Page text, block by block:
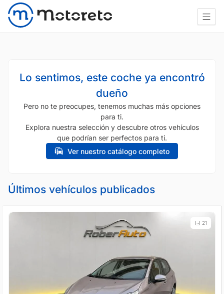
Lo sentimos, este coche ya encontró
dueño
Pero no te preocupes, tenemos muchas más opciones
para ti.
Explora nuestra selección y descubre otros vehículos
que podrían ser perfectos para ti.
Ver nuestro catálogo completo
Últimos vehículos publicados
21